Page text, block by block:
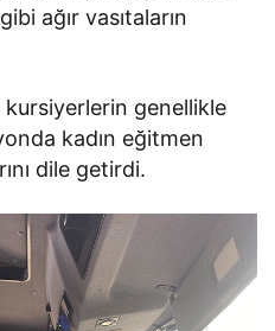
ağır vasıtaların
kursiyerlerin genellikle
kadın eğitmen
dile getirdi.